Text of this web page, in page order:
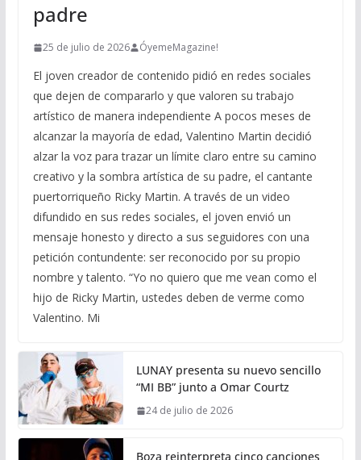
padre
25 de julio de 2026 ÓyemeMagazine!
El joven creador de contenido pidió en redes sociales
que dejen de compararlo y que valoren su trabajo
artístico de manera independiente A pocos meses de
alcanzar la mayoría de edad, Valentino Martin decidió
alzar la voz para trazar un límite claro entre su camino
creativo y la sombra artística de su padre, el cantante
puertorriqueño Ricky Martin. A través de un video
difundido en sus redes sociales, el joven envió un
mensaje honesto y directo a sus seguidores con una
petición contundente: ser reconocido por su propio
nombre y talento. “Yo no quiero que me vean como el
hijo de Ricky Martin, ustedes deben de verme como
Valentino. Mi
LUNAY presenta su nuevo sencillo
“MI BB” junto a Omar Courtz
24 de julio de 2026
Boza reinterpreta cinco canciones